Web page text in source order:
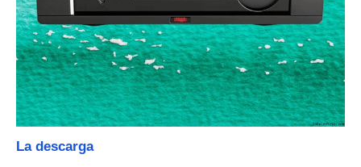
La descarga